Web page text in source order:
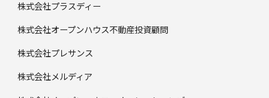
株式会社プラスディー
株式会社オープンハウス不動産投資顧問
株式会社プレサンス
株式会社メルディア